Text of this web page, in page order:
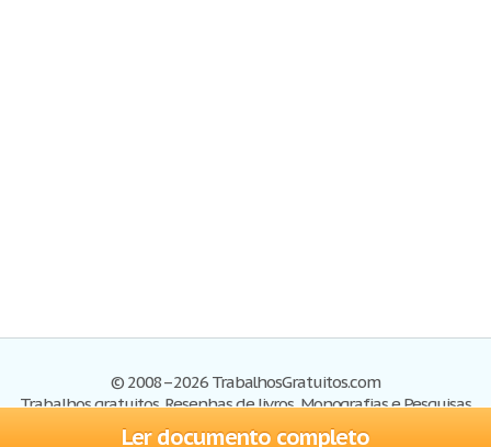
Ler documento completo
© 2008–2026 TrabalhosGratuitos.com
Trabalhos gratuitos, Resenhas de livros, Monografias e Pesquisas